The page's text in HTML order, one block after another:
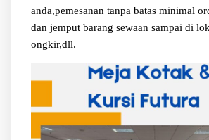
anda,pemesanan tanpa batas minimal
dan jemput barang sewaan sampai di
ongkir,dll.